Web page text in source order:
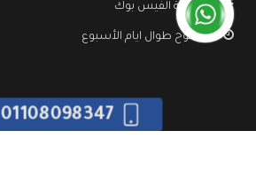
صفحة الفيس بوك
مفتوح طوال ايام الأسبوع
01108098347